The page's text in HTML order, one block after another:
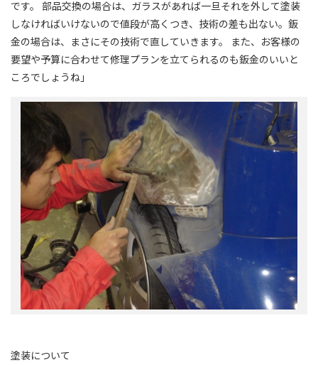
です。 部品交換の場合は、ガラスがあれば一旦それを外して塗装
しなければいけないので値段が高くつき、技術の差も出ない。鈑
金の場合は、まさにその技術で直していきます。 また、お客様の
要望や予算に合わせて修理プランを立てられるのも鈑金のいいと
ころでしょうね｣
塗装について